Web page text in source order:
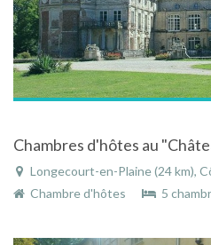
Longecourt-en-Plaine (24 km), Côte-d'Or,
Chambre d'hôtes
5